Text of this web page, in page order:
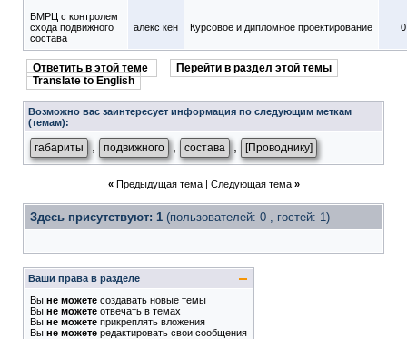
БМРЦ с контролем
схода подвижного
состава
алекс кен Курсовое и дипломное проектирование 0
Ответить в этой теме
Перейти в раздел этой темы
Translate to English
Возможно вас заинтересует информация по следующим меткам
(темам):
габариты подвижного состава [Проводнику]
« Предыдущая тема| Следующая тема »
Здесь присутствуют: 1 (пользователей: 0 , гостей: 1)
Ваши права в разделе
Вы не можете создавать новые темы
Вы не можете отвечать в темах
Вы не можете прикреплять вложения
Вы не можете редактировать свои сообщения